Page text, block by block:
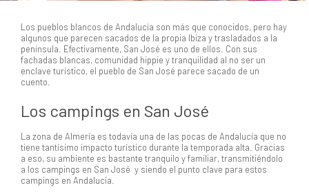
Los pueblos blancos de Andalucía son más que conocidos, pero hay
algunos que parecen sacados de la propia Ibiza y trasladados a la
península. Efectivamente, San José es uno de ellos. Con sus
fachadas blancas, comunidad hippie y tranquilidad al no ser un
enclave turístico, el pueblo de San José parece sacado de un
cuento.
Los campings en San José
La zona de Almería es todavía una de las pocas de Andalucía que no
tiene tantísimo impacto turístico durante la temporada alta. Gracias
a eso, su ambiente es bastante tranquilo y familiar, transmitiéndolo
a los campings en San José y siendo el punto clave para estos
campings en Andalucía.